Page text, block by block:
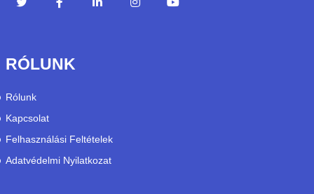
RÓLUNK
Rólunk
Kapcsolat
Felhasználási Feltételek
Adatvédelmi Nyilatkozat